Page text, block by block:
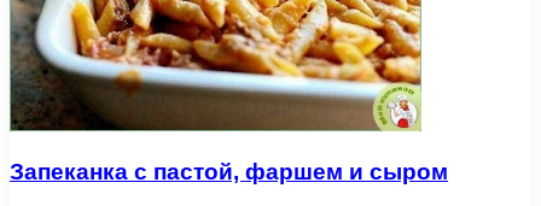
Запеканка с пастой, фаршем и сыром